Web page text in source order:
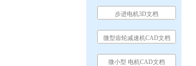
步进电机3D文档
微型齿轮减速机CAD文档
微小型 电机CAD文档